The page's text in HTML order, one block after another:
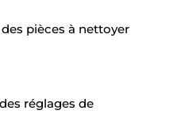
pièces à nettoyer
réglages de